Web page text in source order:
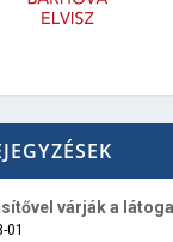
várják a
01